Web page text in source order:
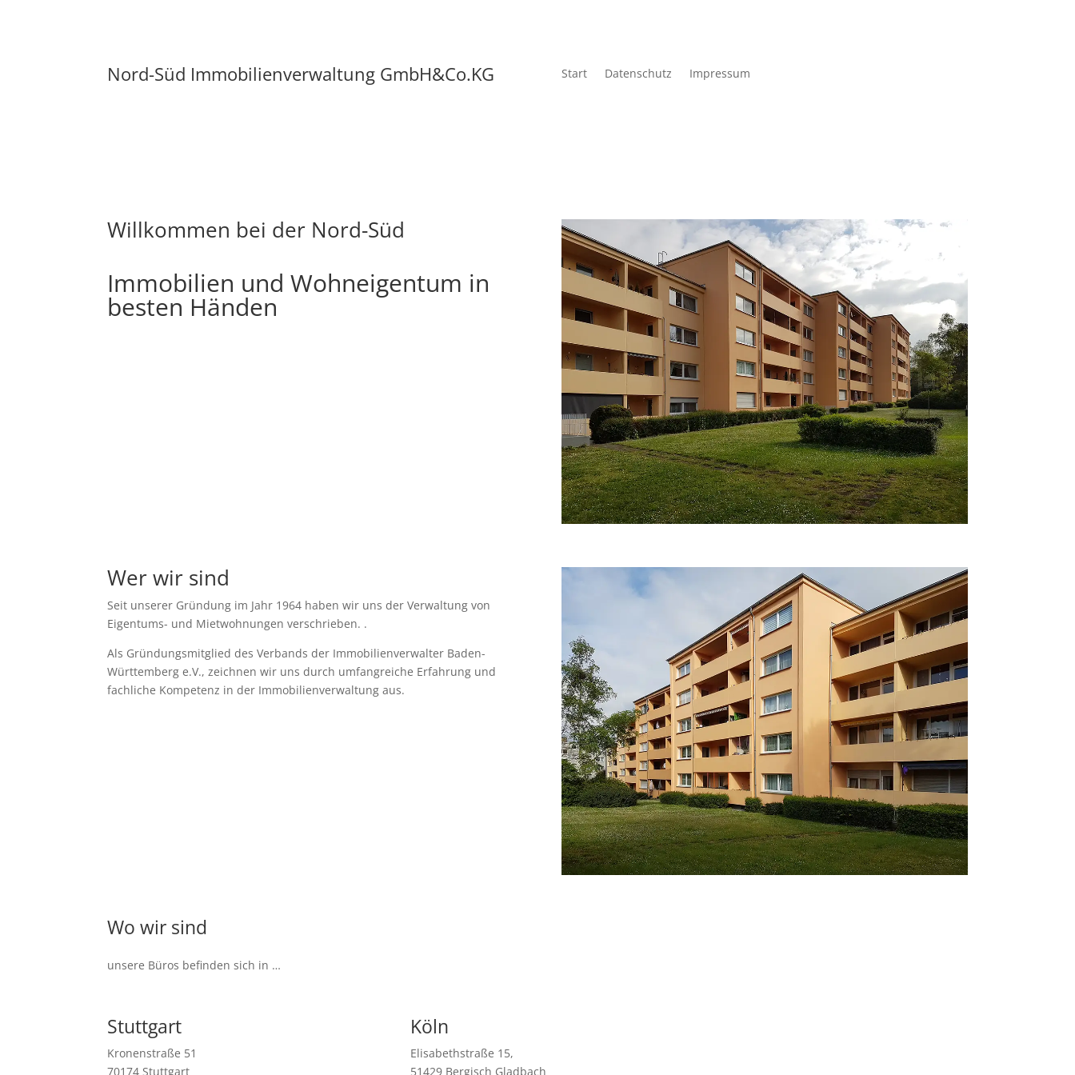
Nord-Süd Immobilienverwaltung GmbH&Co.KG Start Datenschutz Impressum
Willkommen bei der Nord-Süd
Immobilien und Wohneigentum in
besten Händen
Wer wir sind
Seit unserer Gründung im Jahr 1964 haben wir uns der Verwaltung von
Eigentums- und Mietwohnungen verschrieben. .
Als Gründungsmitglied des Verbands der Immobilienverwalter Baden-
Württemberg e.V., zeichnen wir uns durch umfangreiche Erfahrung und
fachliche Kompetenz in der Immobilienverwaltung aus.
Wo wir sind
unsere Büros befinden sich in …
Stuttgart
Kronenstraße 51
70174 Stuttgart
Köln
Elisabethstraße 15,
51429 Bergisch Gladbach